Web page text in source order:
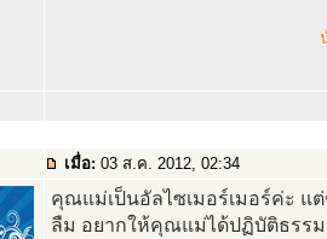
เมื่อ: 03 ส.ค. 2012, 02:34
คุณแม่เป็นอัลไซเมอร์เมอร์ค่ะ แ
ลืม อยากให้คุณแม่ได้ปฏิบัติธรร